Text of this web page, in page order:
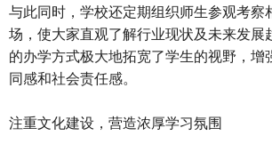
与此同时，学校还定期组织师生参观考察
场，使大家直观了解行业现状及未来发展
的办学方式极大地拓宽了学生的视野，增
同感和社会责任感。
注重文化建设，营造浓厚学习氛围